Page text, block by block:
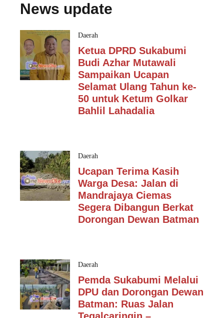
News update
Daerah
Ketua DPRD Sukabumi
Budi Azhar Mutawali
Sampaikan Ucapan
Selamat Ulang Tahun ke-
50 untuk Ketum Golkar
Bahlil Lahadalia
Daerah
Ucapan Terima Kasih
Warga Desa: Jalan di
Mandrajaya Ciemas
Segera Dibangun Berkat
Dorongan Dewan Batman
Daerah
Pemda Sukabumi Melalui
DPU dan Dorongan Dewan
Batman: Ruas Jalan